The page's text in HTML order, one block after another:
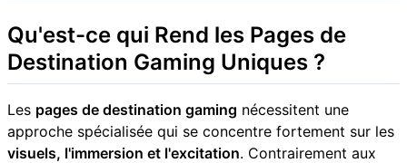
Qu'est-ce qui Rend les Pages de
Destination Gaming Uniques ?
Les pages de destination gaming nécessitent une
approche spécialisée qui se concentre fortement sur les
visuels, l'immersion et l'excitation. Contrairement aux